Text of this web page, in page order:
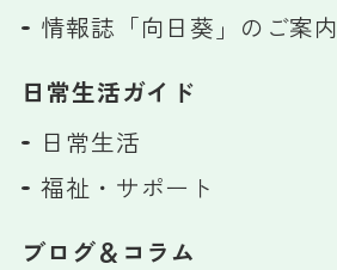
情報誌「向日葵」のご案内
日常生活ガイド
日常生活
福祉・サポート
ブログ＆コラム